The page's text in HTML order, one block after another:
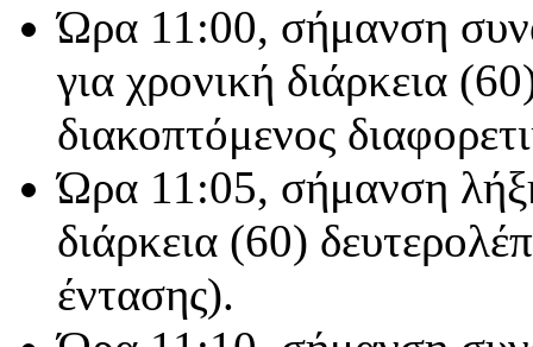
Ώρα 11:00, σήμανση
για χρονική διάρκεια
διακοπτόμενος
Ώρα 11:05, σήμανση
διάρκεια (60)
έντασης).